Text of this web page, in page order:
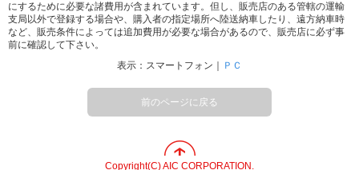
にするために必要な諸費用が含まれています。但し、販売店のある管轄の運輸
支局以外で登録する場合や、購入者の指定場所へ陸送納車したり、遠方納車時
など、販売条件によっては追加費用が必要な場合があるので、販売店に必ず事
前に確認して下さい。
表示：スマートフォン｜
ＰＣ
前のページに戻る
Copyright(C) AIC CORPORATION.